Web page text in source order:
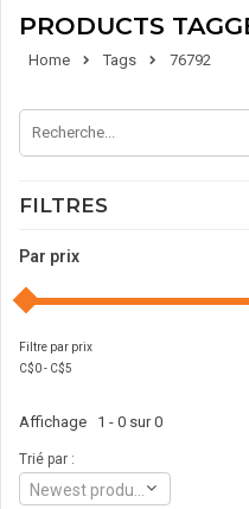
PRODUCTS
Home Tags 76792
FILTRES
Par prix
Filtre par prix
C$0- C$5
Affichage 1 - 0 sur 0
Trié par :